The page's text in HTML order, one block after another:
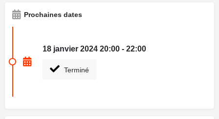
Prochaines dates
18 janvier 2024 20:00 - 22:00
Terminé